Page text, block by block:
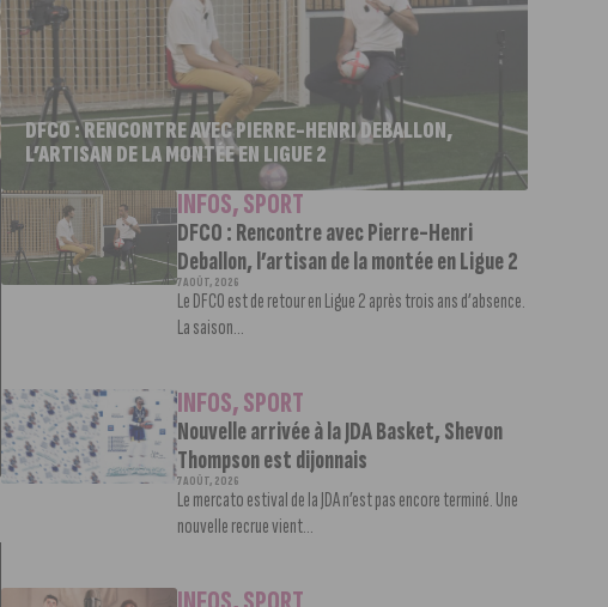
DFCO : RENCONTRE AVEC PIERRE-HENRI DEBALLON,
L’ARTISAN DE LA MONTÉE EN LIGUE 2
INFOS,SPORT
DFCO : Rencontre avec Pierre-Henri
Deballon, l’artisan de la montée en Ligue 2
7 AOÛT, 2026
Le DFCO est de retour en Ligue 2 après trois ans d’absence.
La saison...
INFOS,SPORT
Nouvelle arrivée à la JDA Basket, Shevon
Thompson est dijonnais
7 AOÛT, 2026
Le mercato estival de la JDA n’est pas encore terminé. Une
nouvelle recrue vient...